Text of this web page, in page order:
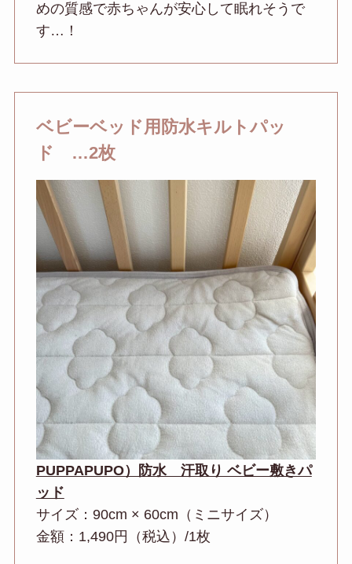
めの質感で赤ちゃんが安心して眠れそうで
す…！
ベビーベッド用防水キルトパッ
ド …2枚
PUPPAPUPO）防水 汗取り ベビー敷きパ
ッド
サイズ：90cm × 60cm（ミニサイズ）
金額：1,490円（税込）/1枚